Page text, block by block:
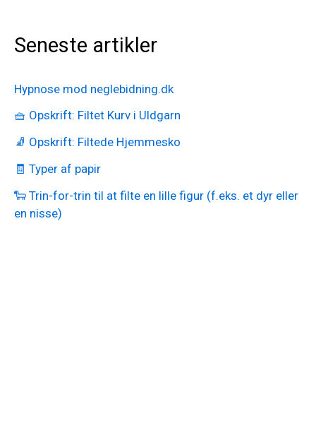
Seneste artikler
Hypnose mod neglebidning.dk
🧺 Opskrift: Filtet Kurv i Uldgarn
🧦 Opskrift: Filtede Hjemmesko
🧾 Typer af papir
🐑 Trin-for-trin til at filte en lille figur (f.eks. et dyr eller
en nisse)